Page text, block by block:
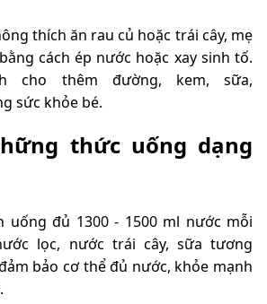
thích ăn rau củ hoặc trái cây, mẹ
cách ép nước hoặc xay sinh tố.
cho thêm đường, kem, sữa,
sức khỏe bé.
thức uống dạng
uống đủ 1300 - 1500 ml nước mỗi
lọc, nước trái cây, sữa tương
bảo cơ thể đủ nước, khỏe mạnh